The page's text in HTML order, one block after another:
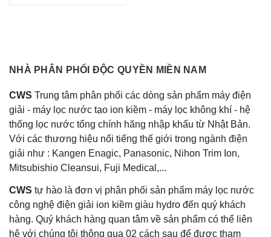
NHÀ PHÂN PHỐI ĐỘC QUYỀN MIỀN NAM
CWS Trung tâm phân phối các dòng sản phẩm máy điện
giải - máy lọc nước tạo ion kiềm - máy lọc không khí - hệ
thống lọc nước tổng chính hãng nhập khẩu từ Nhật Bản.
Với các thương hiệu nổi tiếng thế giới trong ngành điện
giải như : Kangen Enagic, Panasonic, Nihon Trim Ion,
Mitsubishio Cleansui, Fuji Medical,...
CWS tự hào là đơn vị phân phối sản phẩm máy lọc nước
công nghệ điện giải ion kiềm giàu hydro đến quý khách
hàng. Quý khách hàng quan tâm về sản phẩm có thể liên
hệ với chúng tôi thông qua 02 cách sau để được tham